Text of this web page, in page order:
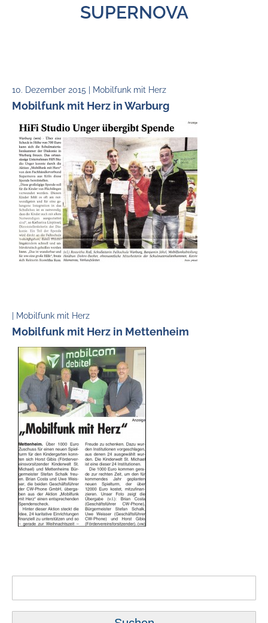
SUPERNOVA
10. Dezember 2015 | Mobilfunk mit Herz
Mobilfunk mit Herz in Warburg
| Mobilfunk mit Herz
Mobilfunk mit Herz in Mettenheim
nach: